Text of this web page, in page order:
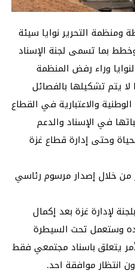
التحرير نوايا سيئة
بما تسمى لجنة الإسناد
وراء رفض المنظمة
لا يتم تشكيلها بالفصائل
والاعتبارية في القطاع
في الإسناد والدعم
وحتى إدارة قطاع غزة
من خلال إصدار مرسوم رئاسي
لإدارة غزة بعد إكمال
وستعمل تحت السيطرة
يتعلق باسناد مجتمعي فقط
انتظار موافقة احد.